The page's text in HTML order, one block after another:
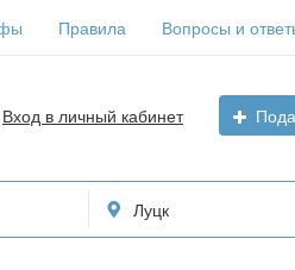
Правила Вопросы и
Вход в личный кабинет
Луцк